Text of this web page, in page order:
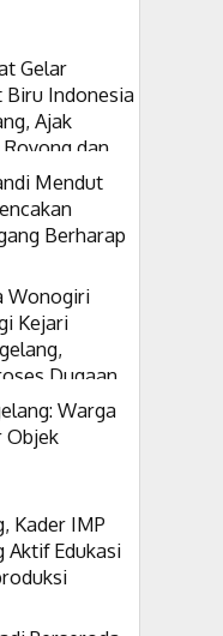
Gelar
Biru Indonesia
Ajak
dan
Mendut
Berharap
Wonogiri
Kejari
Dugaan
DesanyaWarga
Objek
Kader IMP
Aktif Edukasi